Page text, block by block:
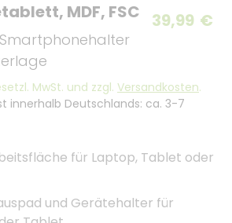
MDF, FSC 39,99 €
MwSt. und zzgl. Versandkosten.
innerhalb Deutschlands: ca. 3-7
für Laptop, Tablet oder
und Gerätehalter für